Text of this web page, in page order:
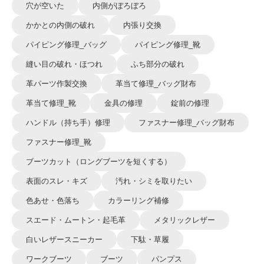
穴が空いた 内側がぼろぼろ
かかとの内側の破れ 内張り交換
パイピング修理_バッグ パイピング修理_靴
縫い目の破れ・ほつれ ふち部分の破れ
革パーツ作製交換 革当て修理_バッグ財布
革当て修理_靴 金具の修理 錠前の修理
ハンドル（持ち手）修理 ファスナー修理_バッグ財布
ファスナー修理_靴
ブーツカット（ロングブーツを短くする）
表面のスレ・キズ 汚れ・シミを取りたい
色あせ・色落ち カラーリング補修
スエード・ムートン・起毛革 メタリックレザー
白いレザースニーカー 下駄・草履
ワークブーツ ブーツ パンプス